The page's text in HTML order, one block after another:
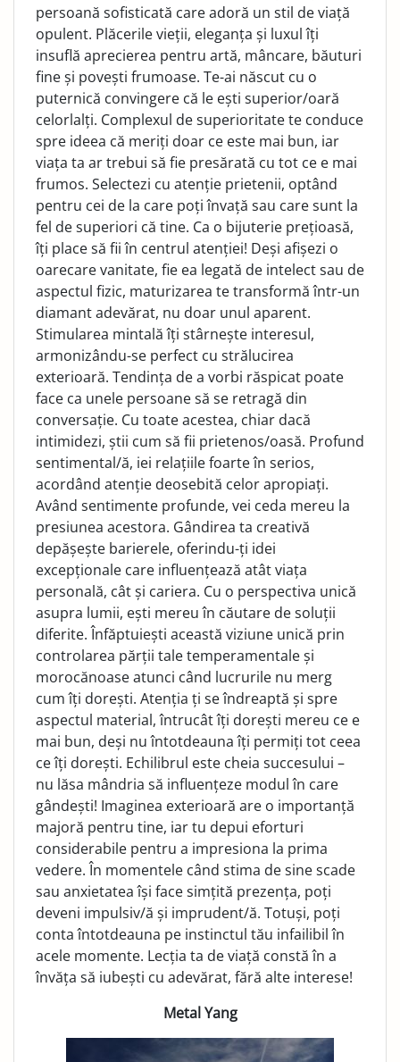
persoană sofisticată care adoră un stil de viață
opulent. Plăcerile vieții, eleganța și luxul îți
insuflă aprecierea pentru artă, mâncare, băuturi
fine și povești frumoase. Te-ai născut cu o
puternică convingere că le ești superior/oară
celorlalți. Complexul de superioritate te conduce
spre ideea că meriți doar ce este mai bun, iar
viața ta ar trebui să fie presărată cu tot ce e mai
frumos. Selectezi cu atenție prietenii, optând
pentru cei de la care poți învață sau care sunt la
fel de superiori că tine. Ca o bijuterie prețioasă,
îți place să fii în centrul atenției! Deși afișezi o
oarecare vanitate, fie ea legată de intelect sau de
aspectul fizic, maturizarea te transformă într-un
diamant adevărat, nu doar unul aparent.
Stimularea mintală îți stârnește interesul,
armonizându-se perfect cu strălucirea
exterioară. Tendința de a vorbi răspicat poate
face ca unele persoane să se retragă din
conversație. Cu toate acestea, chiar dacă
intimidezi, știi cum să fii prietenos/oasă. Profund
sentimental/ă, iei relațiile foarte în serios,
acordând atenție deosebită celor apropiați.
Având sentimente profunde, vei ceda mereu la
presiunea acestora. Gândirea ta creativă
depășește barierele, oferindu-ți idei
excepționale care influențează atât viața
personală, cât și cariera. Cu o perspectiva unică
asupra lumii, ești mereu în căutare de soluții
diferite. Înfăptuiești această viziune unică prin
controlarea părții tale temperamentale și
morocănoase atunci când lucrurile nu merg
cum îți dorești. Atenția ți se îndreaptă și spre
aspectul material, întrucât îți dorești mereu ce e
mai bun, deși nu întotdeauna îți permiți tot ceea
ce îți dorești. Echilibrul este cheia succesului –
nu lăsa mândria să influențeze modul în care
gândești! Imaginea exterioară are o importanță
majoră pentru tine, iar tu depui eforturi
considerabile pentru a impresiona la prima
vedere. În momentele când stima de sine scade
sau anxietatea își face simțită prezența, poți
deveni impulsiv/ă și imprudent/ă. Totuși, poți
conta întotdeauna pe instinctul tău infailibil în
acele momente. Lecția ta de viață constă în a
învăța să iubești cu adevărat, fără alte interese!
Metal Yang